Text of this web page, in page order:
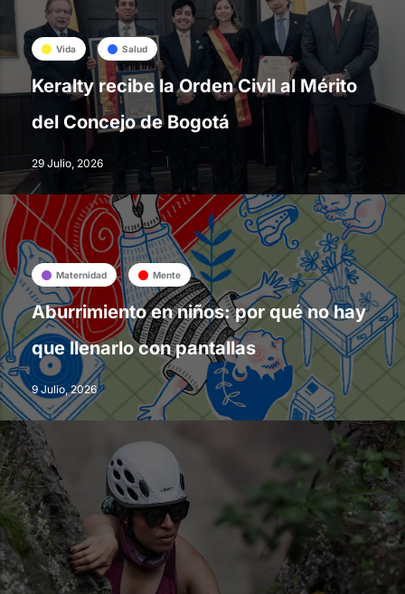
Vida Salud
Keralty recibe la Orden Civil al Mérito
del Concejo de Bogotá
29 Julio, 2026
Maternidad Mente
Aburrimiento en niños: por qué no hay
que llenarlo con pantallas
9 Julio, 2026